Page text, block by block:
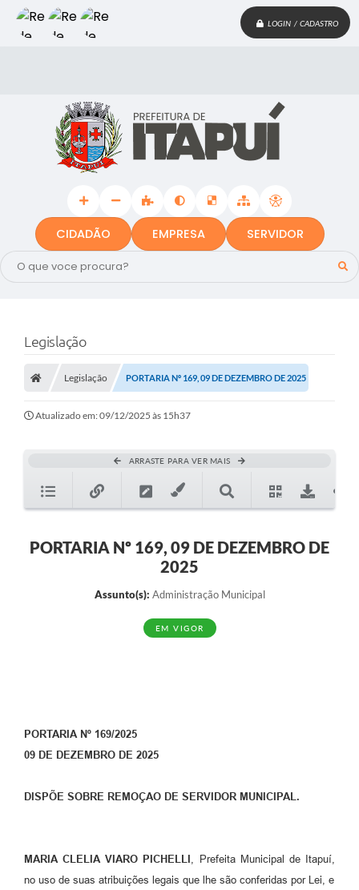
LOGIN / CADASTRO
CIDADÃO EMPRESA SERVIDOR
Legislação
Legislação PORTARIA Nº 169, 09 DE DEZEMBRO DE 2025
Atualizado em: 09/12/2025 às 15h37
ARRASTE PARA VER MAIS
PORTARIA Nº 169, 09 DE DEZEMBRO DE
2025
Assunto(s): Administração Municipal
EM VIGOR
PORTARIA Nº 169/2025
09 DE DEZEMBRO DE 2025
DISPÕE SOBRE REMOÇAO DE SERVIDOR MUNICIPAL.
MARIA CLELIA VIARO PICHELLI
, Prefeita Municipal de Itapuí,
no uso de suas atribuições legais que lhe são conferidas por Lei, e